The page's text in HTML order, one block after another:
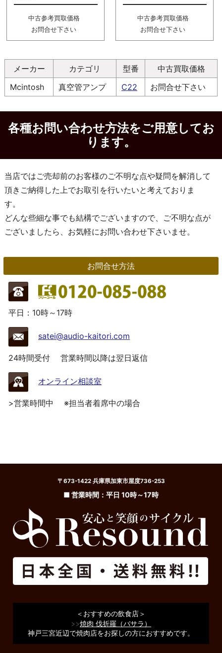
中古参考買取価格
お問合せ下さい
中古参考買取価格
お問合せ下さい
メーカー カテゴリ 型番
中古買取価格
Mcintosh
真空管アンプ C22 お問合せ下さい
各種お問い合わせ方法をご用意してお
ります。
当店ではご売却前のお客様のご不明な点や疑問を解消して
頂きご納得した上でお取引を行いたいと考えておりま
す。
どんな些細な事でも結構でございますので、ご不明な点が
ございましたら、お気軽にお問い合わせ下さいませ。
お問合せ方法
平日：10時～17時
satei@audio-kaitori.com
24時間受付 営業時間以降は翌日返信
オンライン相談室
>営業時間中 ※担当者着席中の場合
〒673-1422 兵庫県加東市屋度736-253
■ 営業時間：平日 10時～17時
＜おすすめの飲食店＞
>>焼肉 伐折羅（バサラ）
神戸三宮近辺で焼肉店をお探しの方におすすめです。